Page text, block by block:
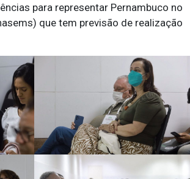
para representar Pernambuco no
que tem previsão de realização